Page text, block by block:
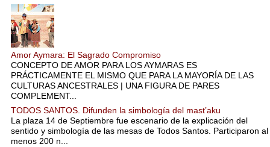
Amor Aymara: El Sagrado Compromiso
CONCEPTO DE AMOR PARA LOS AYMARAS ES
PRÁCTICAMENTE EL MISMO QUE PARA LA MAYORÍA DE LAS
CULTURAS ANCESTRALES | UNA FIGURA DE PARES
COMPLEMENT...
TODOS SANTOS. Difunden la simbología del mast’aku
La plaza 14 de Septiembre fue escenario de la explicación del
sentido y simbología de las mesas de Todos Santos. Participaron al
menos 200 n...